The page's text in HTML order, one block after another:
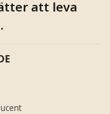
att leva